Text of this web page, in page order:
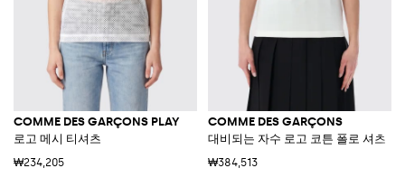
COMME DES GARÇONS PLAY
로고 메시 티셔츠
₩234,205
COMME DES GARÇONS
대비되는 자수 로고 코튼 폴로 셔츠
₩384,513